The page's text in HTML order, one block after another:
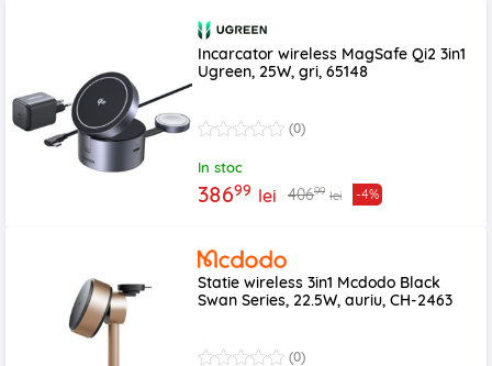
Incarcator wireless MagSafe Qi2 3in1
Ugreen, 25W, gri, 65148
(0)
In stoc
38699 lei 40699 lei -4%
Statie wireless 3in1 Mcdodo Black
Swan Series, 22.5W, auriu, CH-2463
(0)